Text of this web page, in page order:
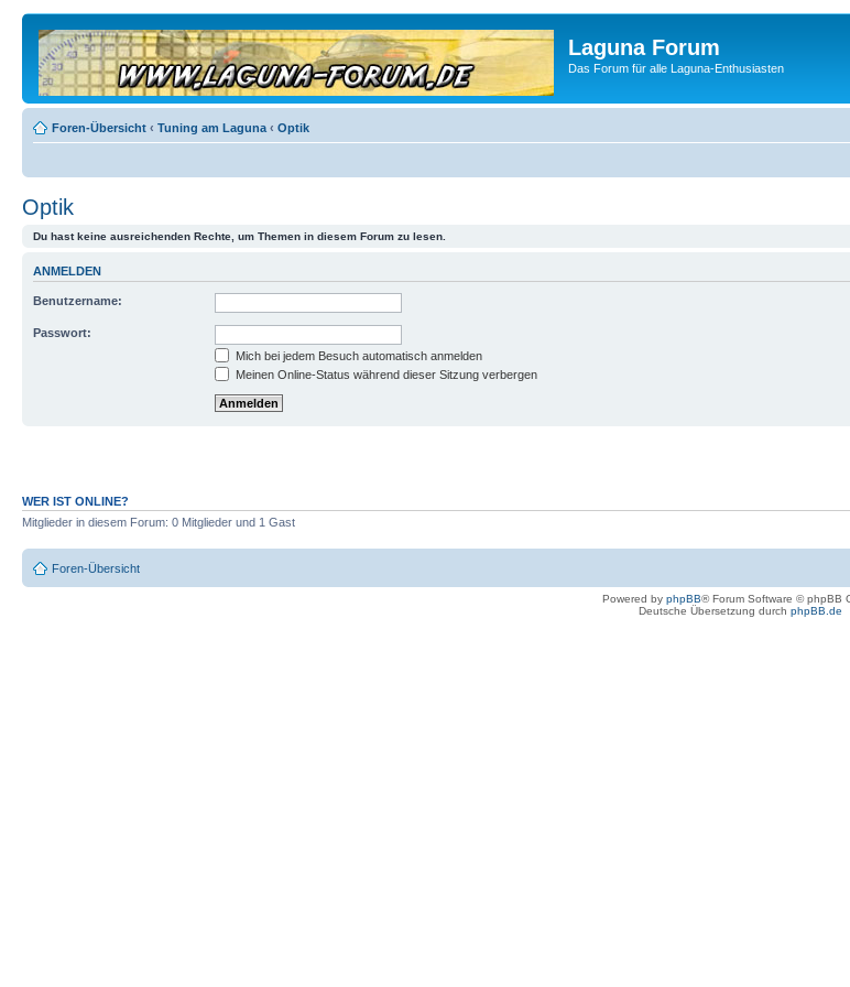
Laguna Forum
Das Forum für alle Laguna-Enthusiasten
Foren-Übersicht ‹ Tuning am Laguna ‹ Optik
Optik
Du hast keine ausreichenden Rechte, um Themen in diesem Forum zu lesen.
ANMELDEN
Benutzername:
Passwort:
Mich bei jedem Besuch automatisch anmelden
Meinen Online-Status während dieser Sitzung verbergen
WER IST ONLINE?
Mitglieder in diesem Forum: 0 Mitglieder und 1 Gast
Foren-Übersicht
Powered by phpBB® Forum Software © phpBB
Deutsche Übersetzung durch phpBB.de